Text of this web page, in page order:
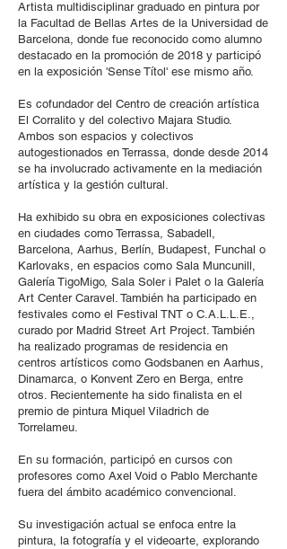
Artista multidisciplinar graduado en pintura por
la Facultad de Bellas Artes de la Universidad de
Barcelona, donde fue reconocido como alumno
destacado en la promoción de 2018 y participó
en la exposición 'Sense Títol' ese mismo año.
Es cofundador del Centro de creación artística
El Corralito y del colectivo Majara Studio.
Ambos son espacios y colectivos
autogestionados en Terrassa, donde desde 2014
se ha involucrado activamente en la mediación
artística y la gestión cultural.
Ha exhibido su obra en exposiciones colectivas
en ciudades como Terrassa, Sabadell,
Barcelona, Aarhus, Berlín, Budapest, Funchal o
Karlovaks, en espacios como Sala Muncunill,
Galería TigoMigo, Sala Soler i Palet o la Galería
Art Center Caravel. También ha participado en
festivales como el Festival TNT o C.A.L.L.E.,
curado por Madrid Street Art Project. También
ha realizado programas de residencia en
centros artísticos como Godsbanen en Aarhus,
Dinamarca, o Konvent Zero en Berga, entre
otros. Recientemente ha sido finalista en el
premio de pintura Miquel Viladrich de
Torrelameu.
En su formación, participó en cursos con
profesores como Axel Void o Pablo Merchante
fuera del ámbito académico convencional.
Su investigación actual se enfoca entre la
pintura, la fotografía y el videoarte, explorando